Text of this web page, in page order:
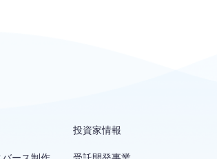
投資家情報